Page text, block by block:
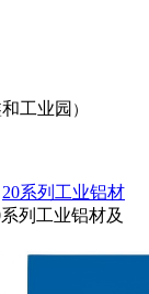
工业园 ）
20系列工业铝材
系列工业铝材及